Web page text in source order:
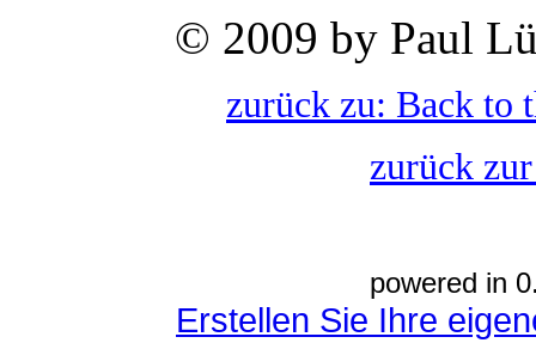
© 2009 by Paul
zurück zu: Back to
zurück
powered in
Erstellen Sie Ihre